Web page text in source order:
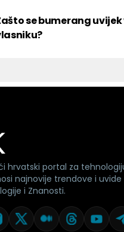
se bumerang
hrvatski portal za
najnovije trendove i uvide
i Znanosti.